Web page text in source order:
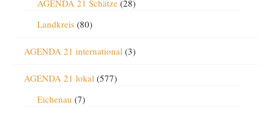
AGENDA 21 Schätze(28)
Landkreis(80)
AGENDA 21 international(3)
AGENDA 21 lokal(577)
Eichenau (7)